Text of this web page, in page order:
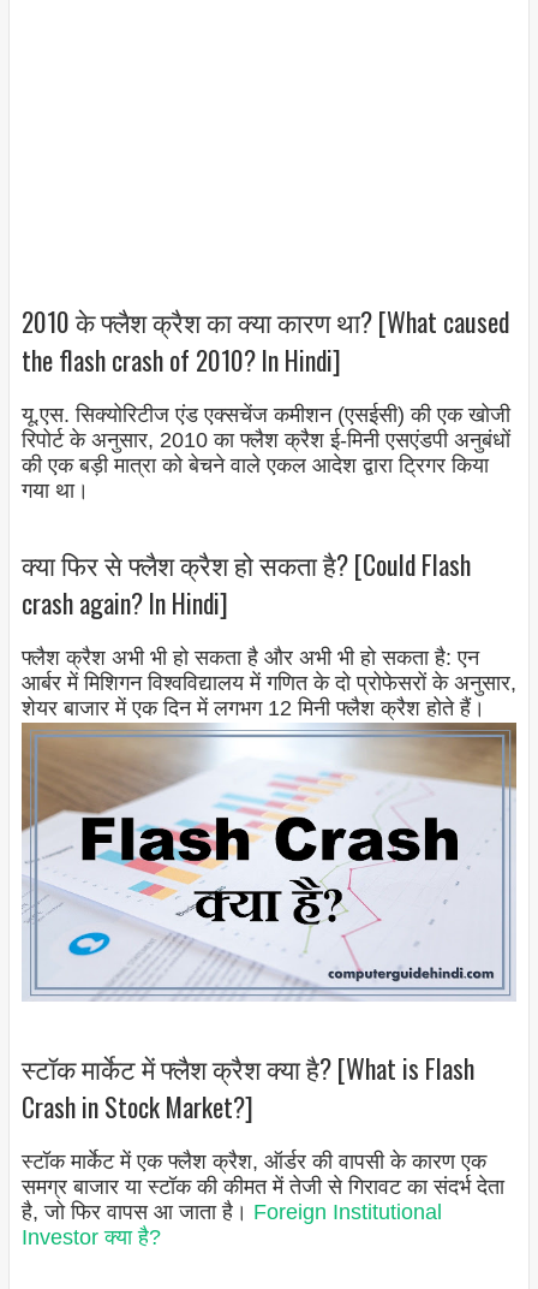
2010 के फ्लैश क्रैश का क्या कारण था? [What caused
the flash crash of 2010? In Hindi]
यू.एस. सिक्योरिटीज एंड एक्सचेंज कमीशन (एसईसी) की एक खोजी
रिपोर्ट के अनुसार, 2010 का फ्लैश क्रैश ई-मिनी एसएंडपी अनुबंधों
की एक बड़ी मात्रा को बेचने वाले एकल आदेश द्वारा ट्रिगर किया
गया था।
क्या फिर से फ्लैश क्रैश हो सकता है? [Could Flash
crash again? In Hindi]
फ्लैश क्रैश अभी भी हो सकता है और अभी भी हो सकता है: एन
आर्बर में मिशिगन विश्वविद्यालय में गणित के दो प्रोफेसरों के अनुसार,
शेयर बाजार में एक दिन में लगभग 12 मिनी फ्लैश क्रैश होते हैं।
स्टॉक मार्केट में फ्लैश क्रैश क्या है? [What is Flash
Crash in Stock Market?]
स्टॉक मार्केट में एक फ्लैश क्रैश, ऑर्डर की वापसी के कारण एक
समग्र बाजार या स्टॉक की कीमत में तेजी से गिरावट का संदर्भ देता
है, जो फिर वापस आ जाता है। Foreign Institutional
Investor क्या है?